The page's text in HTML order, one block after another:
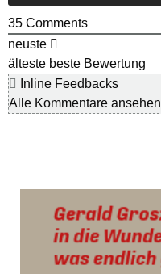
35 Comments
neuste
älteste beste Bewertung
Inline Feedbacks
Alle Kommentare ansehen